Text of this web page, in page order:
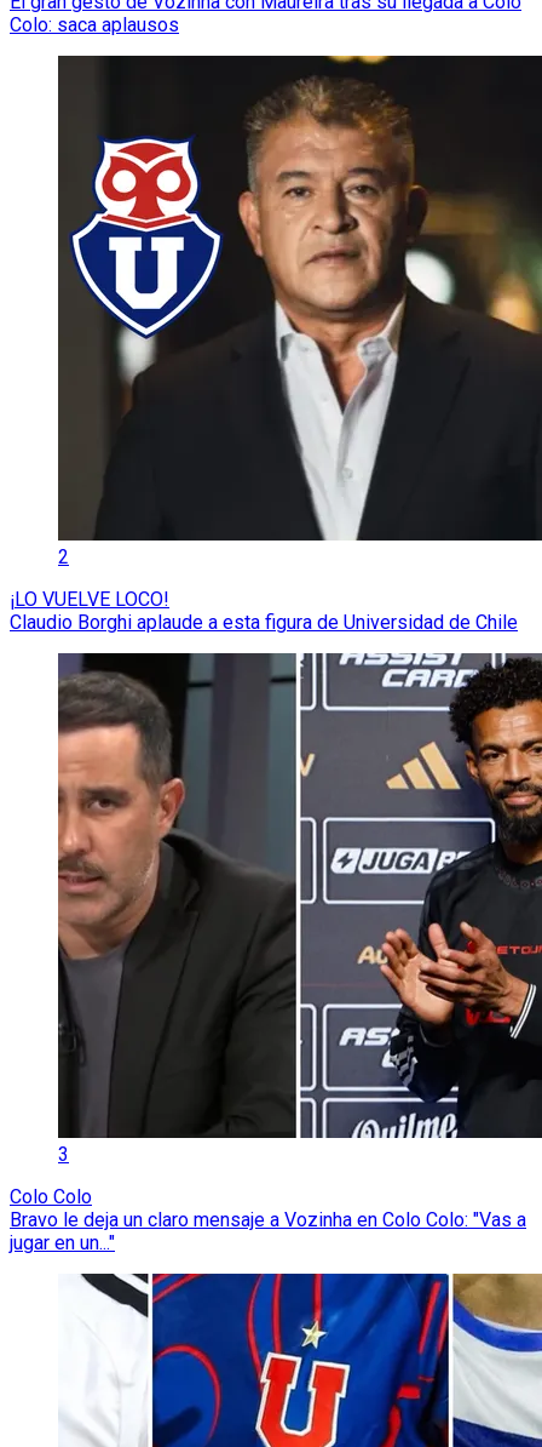
Colo: saca aplausos
2
¡LO VUELVE LOCO!
Claudio Borghi aplaude a esta figura de Universidad de Chile
3
Colo Colo
Bravo le deja un claro mensaje a Vozinha en Colo Colo: "Vas a
jugar en un..."